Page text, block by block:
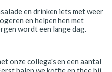
en drinken iets met weer
en helpen hen met
wordt een lange dag.
onze collega's en een aantal
halen we koffie en thee bij